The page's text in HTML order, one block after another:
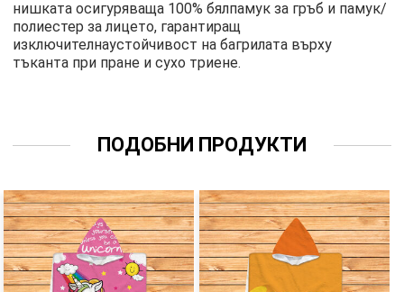
нишката осигуряваща 100% бялпамук за гръб и памук/
полиестер за лицето, гарантиращ
изключителнаустойчивост на багрилата върху
тъканта при пране и сухо триене.
ПОДОБНИ ПРОДУКТИ